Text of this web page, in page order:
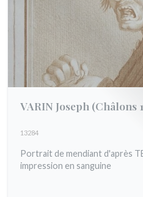
VARIN Joseph (Châlons
13284
Portrait de mendiant d'après
impression en sanguine